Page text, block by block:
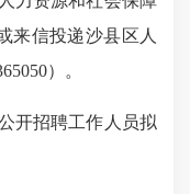
来信投递沙县区人
）。
招聘工作人员拟